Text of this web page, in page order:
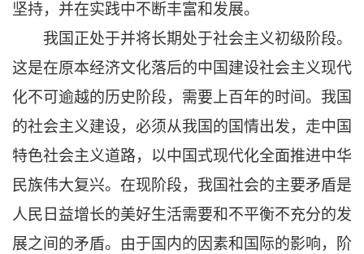
坚持，并在实践中不断丰富和发展。
我国正处于并将长期处于社会主义初级阶段。
这是在原本经济文化落后的中国建设社会主义现代
化不可逾越的历史阶段，需要上百年的时间。我国
的社会主义建设，必须从我国的国情出发，走中国
特色社会主义道路，以中国式现代化全面推进中华
民族伟大复兴。在现阶段，我国社会的主要矛盾是
人民日益增长的美好生活需要和不平衡不充分的发
展之间的矛盾。由于国内的因素和国际的影响，阶